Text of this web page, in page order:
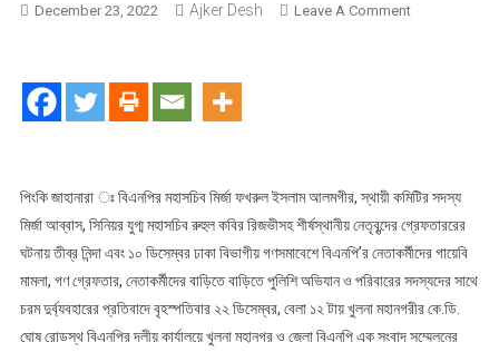
December 23, 2022 Ajker Desh Leave A CommentOn
গায়েবী
খুলনা
মহানগর
ও
পিংকি জাহানারা ঃ বিএনপির মহাসচিব মির্জা ফখরুল ইসলাম আলমগীর, স্থায়ী কমিটির সদস্য
মির্জা আব্বাস, সিনিয়র যুগ্ম মহাসচিব রুহুল কবির রিজভীসহ শীর্ষস্থানীয় নেতৃবৃন্দের গ্রেফতাররের
ঘটনায় তীব্র নিন্দা এবং ১০ ডিসেম্বর ঢাকা বিভাগীয় গণসমাবেশে বিএনপি’র নেতাকর্মীদের গায়েবি
মামলা, গণ গ্রেফতার, নেতাকর্মীদের বাড়িতে বাড়িতে পুলিশি অভিযান ও পরিবারের সদস্যদের সাথে
চরম দুর্ব্যবহারের প্রতিবাদে বৃহস্পতিবার ২২ ডিসেম্বর, বেলা ১২ টায় খুলনা মহানগরীর কে.ডি.
ঘোষ রোডস্থ বিএনপির দলীয় কার্যালয়ে খুলনা মহানগর ও জেলা বিএনপি এক সংবাদ সম্মেলনের